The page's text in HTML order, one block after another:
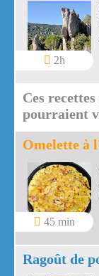
2h
Ces
pourraient
Omelette à
45 min
Ragoût de